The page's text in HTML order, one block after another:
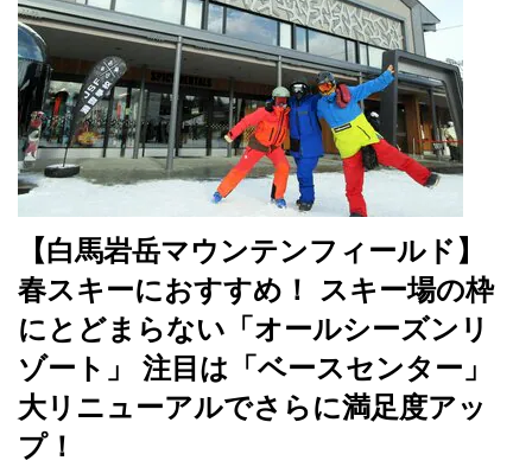
【白馬岩岳マウンテンフィールド】
春スキーにおすすめ！ スキー場の枠
にとどまらない「オールシーズンリ
ゾート」 注目は「ベースセンター」
大リニューアルでさらに満足度アッ
プ！